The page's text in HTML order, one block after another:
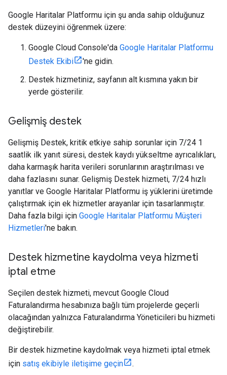
Google Haritalar Platformu için şu anda sahip olduğunuz
destek düzeyini öğrenmek üzere:
Google Cloud Console'da Google Haritalar Platformu
Destek Ekibi
'ne gidin.
Destek hizmetiniz, sayfanın alt kısmına yakın bir
yerde gösterilir.
Gelişmiş destek
Gelişmiş Destek, kritik etkiye sahip sorunlar için 7/24 1
saatlik ilk yanıt süresi, destek kaydı yükseltme ayrıcalıkları,
daha karmaşık harita verileri sorunlarının araştırılması ve
daha fazlasını sunar. Gelişmiş Destek hizmeti, 7/24 hızlı
yanıtlar ve Google Haritalar Platformu iş yüklerini üretimde
çalıştırmak için ek hizmetler arayanlar için tasarlanmıştır.
Daha fazla bilgi için Google Haritalar Platformu Müşteri
Hizmetleri'ne bakın.
Destek hizmetine kaydolma veya hizmeti
iptal etme
Seçilen destek hizmeti, mevcut Google Cloud
Faturalandırma hesabınıza bağlı tüm projelerde geçerli
olacağından yalnızca Faturalandırma Yöneticileri bu hizmeti
değiştirebilir.
Bir destek hizmetine kaydolmak veya hizmeti iptal etmek
için satış ekibiyle iletişime geçin .